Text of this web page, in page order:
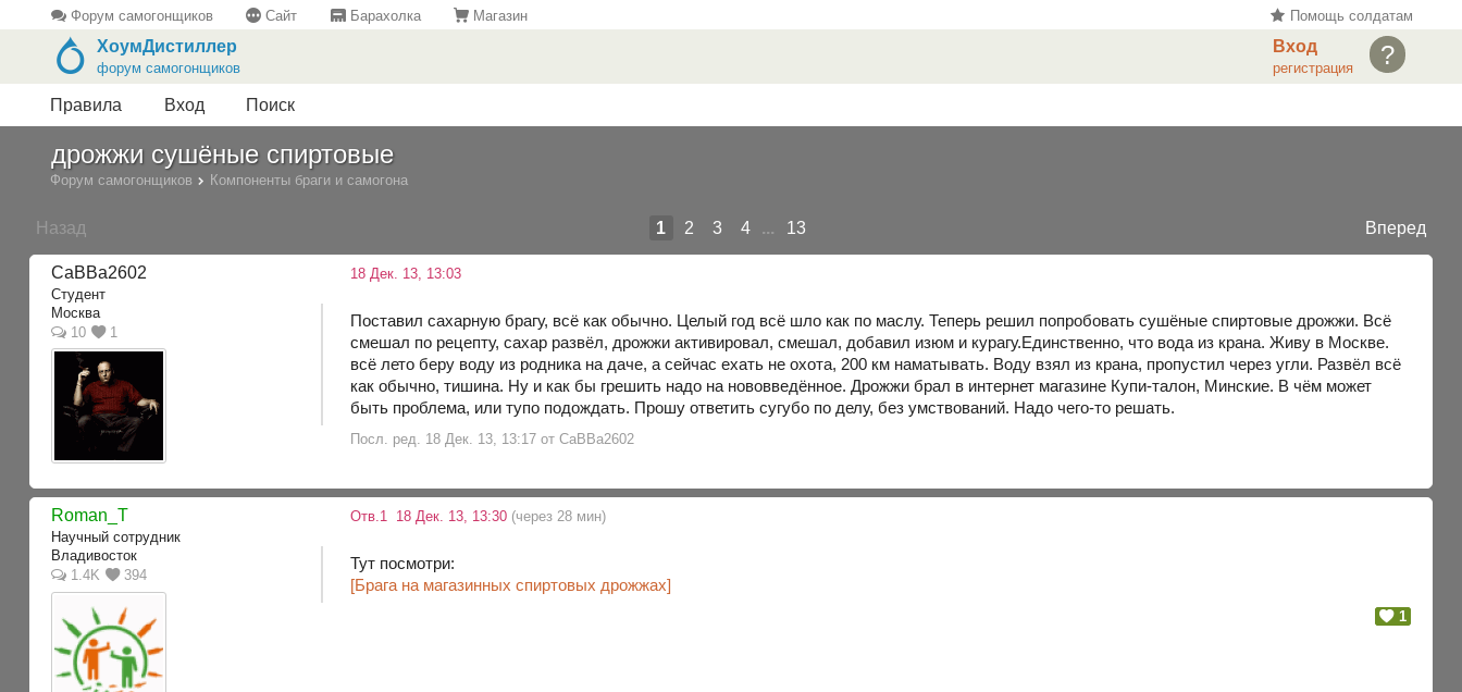
Форум самогонщиков Сайт Барахолка Магазин Помощь солдатам
?
Вход
регистрация
ХоумДистиллер
форум самогонщиков
Правила Вход Поиск
дрожжи сушёные спиртовые
Форум самогонщиков Компоненты браги и самогона
Назад Вперед
1 2 3 4 ... 13
СаВВа2602
Студент
Москва
10
1
18 Дек. 13, 13:03
Поставил сахарную брагу, всё как обычно. Целый год всё шло как по маслу. Теперь решил попробовать сушёные спиртовые дрожжи. Всё
смешал по рецепту, сахар развёл, дрожжи активировал, смешал, добавил изюм и курагу.Единственно, что вода из крана. Живу в Москве.
всё лето беру воду из родника на даче, а сейчас ехать не охота, 200 км наматывать. Воду взял из крана, пропустил через угли. Развёл всё
как обычно, тишина. Ну и как бы грешить надо на нововведённое. Дрожжи брал в интернет магазине Купи-талон, Минские. В чём может
быть проблема, или тупо подождать. Прошу ответить сугубо по делу, без умствований. Надо чего-то решать.
Посл. ред. 18 Дек. 13, 13:17 от СаВВа2602
Roman_T
Научный сотрудник
Владивосток
1.4K
394
Отв.1 18 Дек. 13, 13:30 (через 28 мин)
Тут посмотри:
[Брага на магазинных спиртовых дрожжах]
1